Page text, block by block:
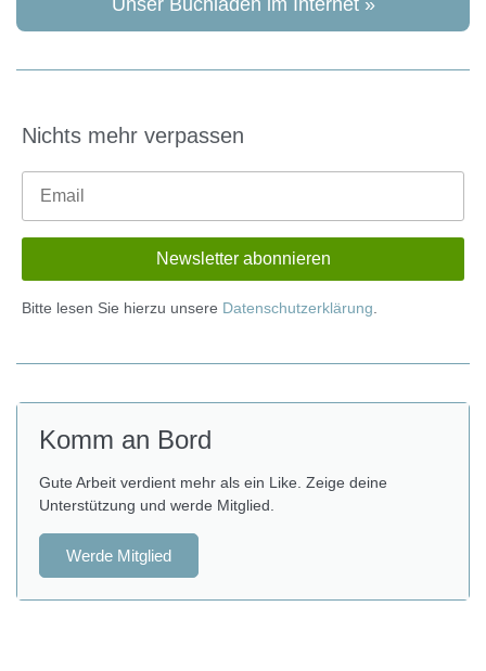
Nichts mehr verpassen
Bitte lesen Sie hierzu unsere Datenschutzerklärung
Komm an Bord
Gute Arbeit verdient mehr als ein Like. Zeige deine
Unterstützung und werde Mitglied.
Werde Mitglied